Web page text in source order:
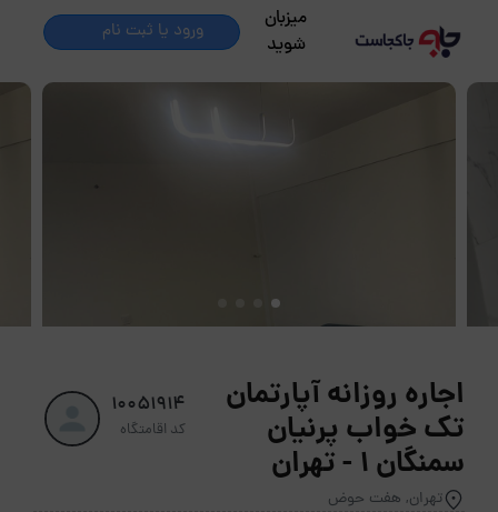
میزبان
شوید
ورود یا ثبت نام
اجاره روزانه آپارتمان
تک خواب پرنیان
سمنگان 1 - تهران
تهران, هفت حوض
10051914
کد اقامتگاه